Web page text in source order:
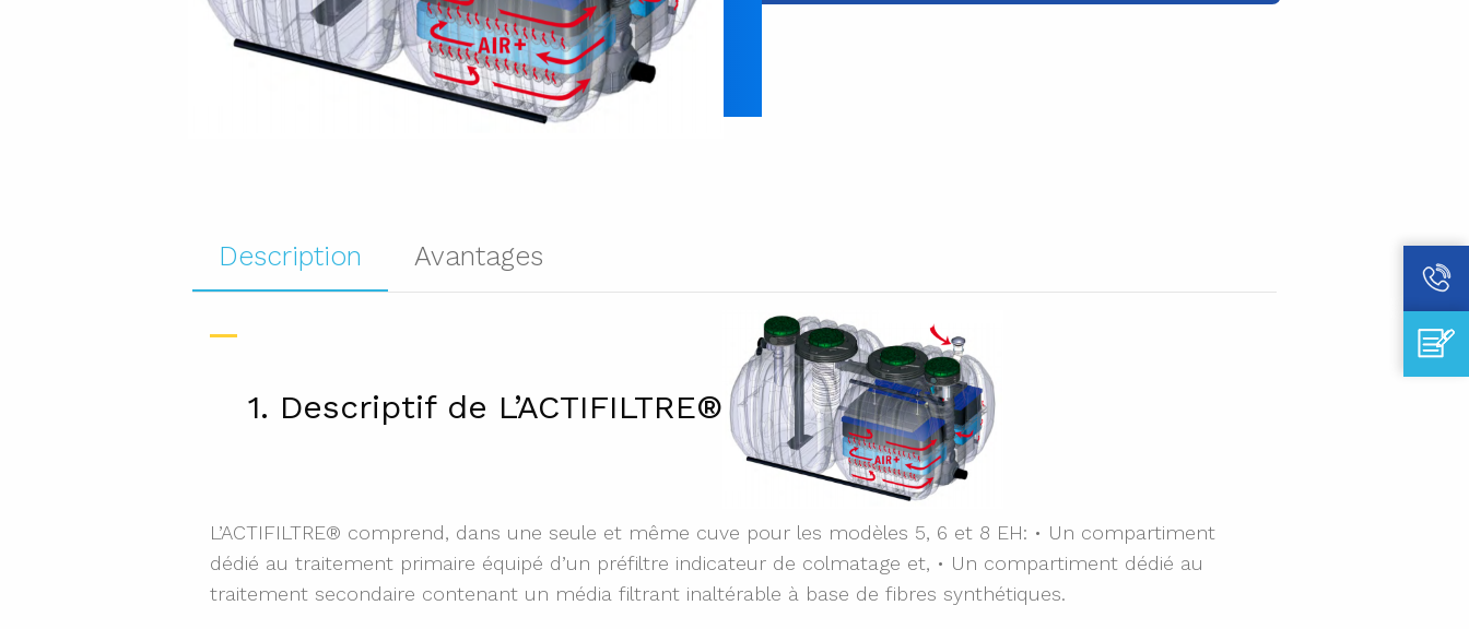
Description Avantages
1. Descriptif de L’ACTIFILTRE®
L’ACTIFILTRE® comprend, dans une seule et même cuve pour les modèles 5, 6 et 8 EH: • Un compartiment
dédié au traitement primaire équipé d’un préfiltre indicateur de colmatage et, • Un compartiment dédié au
traitement secondaire contenant un média filtrant inaltérable à base de fibres synthétiques.